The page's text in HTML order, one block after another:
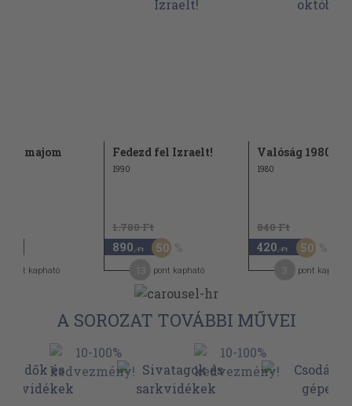
majom
pont kapható
Fedezd fel Izraelt!
1990
1.780 Ft
890 ,-Ft 50
pont kapható
Valóság 1980.
1980
840 Ft
420 ,-Ft 50
pont kapható
A SOROZAT TOVÁBBI MŰVEI